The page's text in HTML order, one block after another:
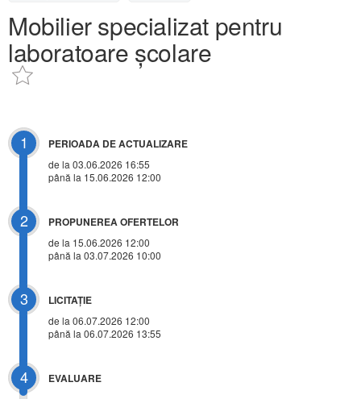
Mobilier specializat pentru
laboratoare școlare
1 PERIOADA DE ACTUALIZARE
de la 03.06.2026 16:55
până la 15.06.2026 12:00
2 PROPUNEREA OFERTELOR
de la 15.06.2026 12:00
până la 03.07.2026 10:00
3 LICITAŢIE
de la 06.07.2026 12:00
până la 06.07.2026 13:55
4 EVALUARE